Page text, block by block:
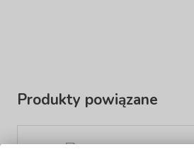
Produkty powiązane